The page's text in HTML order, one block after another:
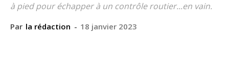
à pied pour échapper à un contrôle routier...en vain.
Par la rédaction - 18 janvier 2023